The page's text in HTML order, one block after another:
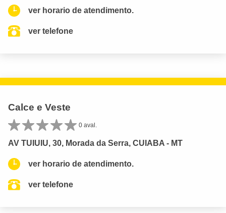
ver horario de atendimento.
ver telefone
Calce e Veste
0 aval.
AV TUIUIU, 30, Morada da Serra, CUIABA - MT
ver horario de atendimento.
ver telefone